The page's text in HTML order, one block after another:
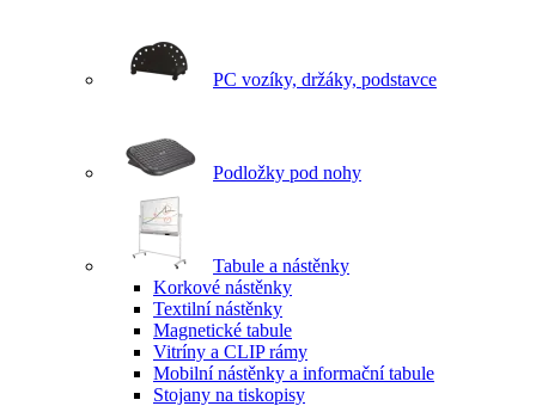
PC vozíky, držáky, podstavce
Podložky pod nohy
Tabule a nástěnky
Korkové nástěnky
Textilní nástěnky
Magnetické tabule
Vitríny a CLIP rámy
Mobilní nástěnky a informační tabule
Stojany na tiskopisy